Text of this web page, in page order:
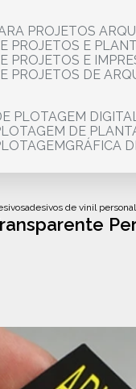
PROJETOS
PROJETOS E
PROJETOS E
PROJETOS DE
PLOTAGEM
DE
GRÁFICA
adesivos de vinil